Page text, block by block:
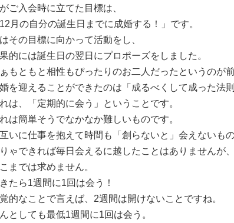
ご入会時に立てた目標は、
12月の自分の誕生日までに成婚する！」です。
その目標に向かって活動をし、
的には誕生日の翌日にプロポーズをしました。
もともと相性もぴったりのお二人だったというのが
を迎えることができたのは「成るべくして成った法
は、「定期的に会う」ということです。
は簡単そうでなかなか難しいものです。
いに仕事を抱えて時間も「創らないと」会えないも
ゃできれば毎日会えるに越したことはありませんが
までは求めません。
たら1週間に1回は会う！
的なことで言えば、2週間は開けないことですね。
としても最低1週間に1回は会う。